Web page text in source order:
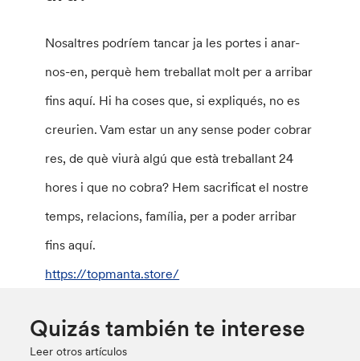
Nosaltres podríem tancar ja les portes i anar-
nos-en, perquè hem treballat molt per a arribar
fins aquí. Hi ha coses que, si expliqués, no es
creurien. Vam estar un any sense poder cobrar
res, de què viurà algú que està treballant 24
hores i que no cobra? Hem sacrificat el nostre
temps, relacions, família, per a poder arribar
fins aquí.
https://topmanta.store/
Quizás también te interese
Leer otros artículos